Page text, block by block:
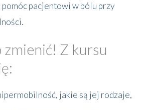
pomóc pacjentowi w bólu przy
zmienić! Z kursu
jakie są jej rodzaje,